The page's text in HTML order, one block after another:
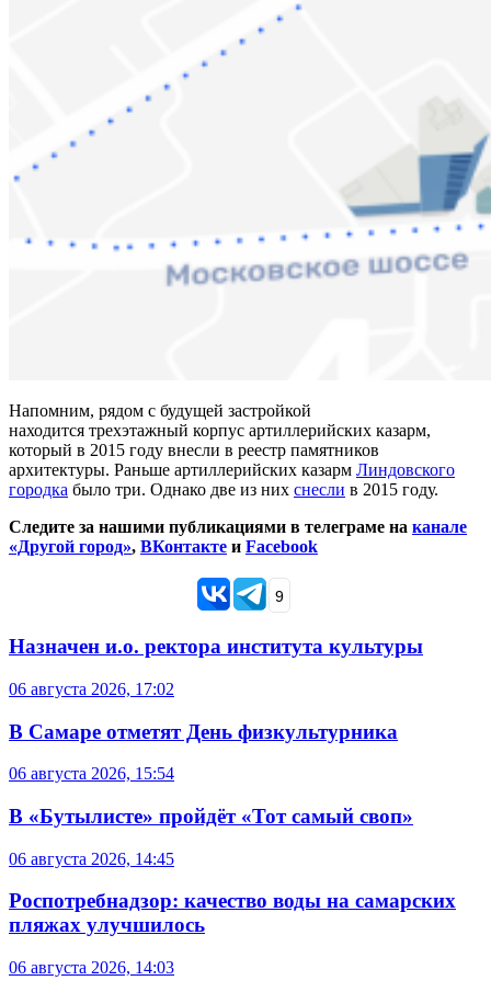
Напомним, рядом с будущей застройкой
находится трехэтажный корпус артиллерийских казарм,
который в 2015 году внесли в реестр памятников
архитектуры. Раньше артиллерийских казарм Линдовского
городка было три. Однако две из них снесли в 2015 году.
Следите за нашими публикациями в телеграме на канале
«Другой город», ВКонтакте и Facebook
9
Назначен и.о. ректора института культуры
06 августа 2026, 17:02
В Самаре отметят День физкультурника
06 августа 2026, 15:54
В «Бутылисте» пройдёт «Тот самый своп»
06 августа 2026, 14:45
Роспотребнадзор: качество воды на самарских
пляжах улучшилось
06 августа 2026, 14:03